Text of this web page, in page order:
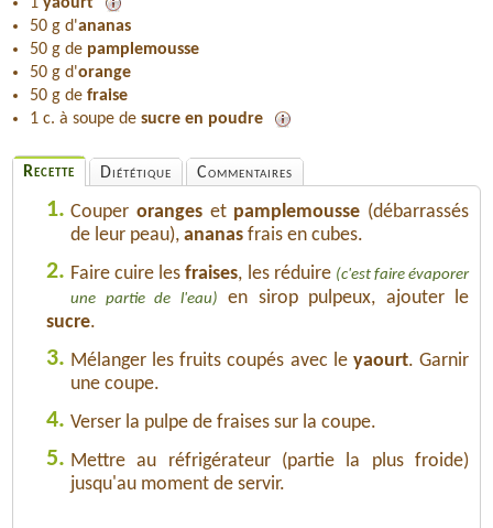
50 g d'ananas
50 g de pamplemousse
50 g d'orange
50 g de fraise
1 c. à soupe de sucre en poudre
Recette Diététique Commentaires
1. Couper orangeset pamplemousse (débarrassés
de leur peau), ananas frais en cubes.
2. Faire cuire lesfraises, les réduire (c'est faire évaporer
une partie de l'eau)
en sirop pulpeux, ajouter le
sucre.
3. Mélanger les fruits coupés avec le yaourt. Garnir
une coupe.
4. Verser la pulpe de fraises sur la coupe.
5. Mettre au réfrigérateur (partie la plus froide)
jusqu'au moment de servir.